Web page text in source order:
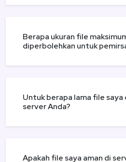
Berapa ukuran file
diperbolehkan untuk
Untuk berapa lama file saya
server Anda?
Apakah file saya aman di